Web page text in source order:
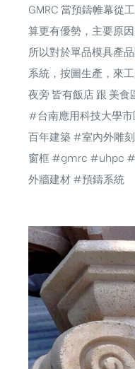
GMRC 當預鑄帷幕從
算更有優勢，主要原
所以對於單品模具產
系統，按圖生產，來
夜旁 皆有飯店 跟 美食
#台南應用科技大學
百年建築 #室內外雕
窗框 #gmrc #uhpc #
外牆建材 #預鑄系統